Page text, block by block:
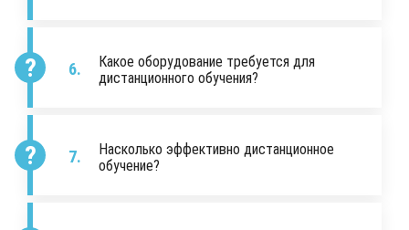
Какое оборудование требуется для
дистанционного обучения?
Насколько эффективно дистанционное
обучение?